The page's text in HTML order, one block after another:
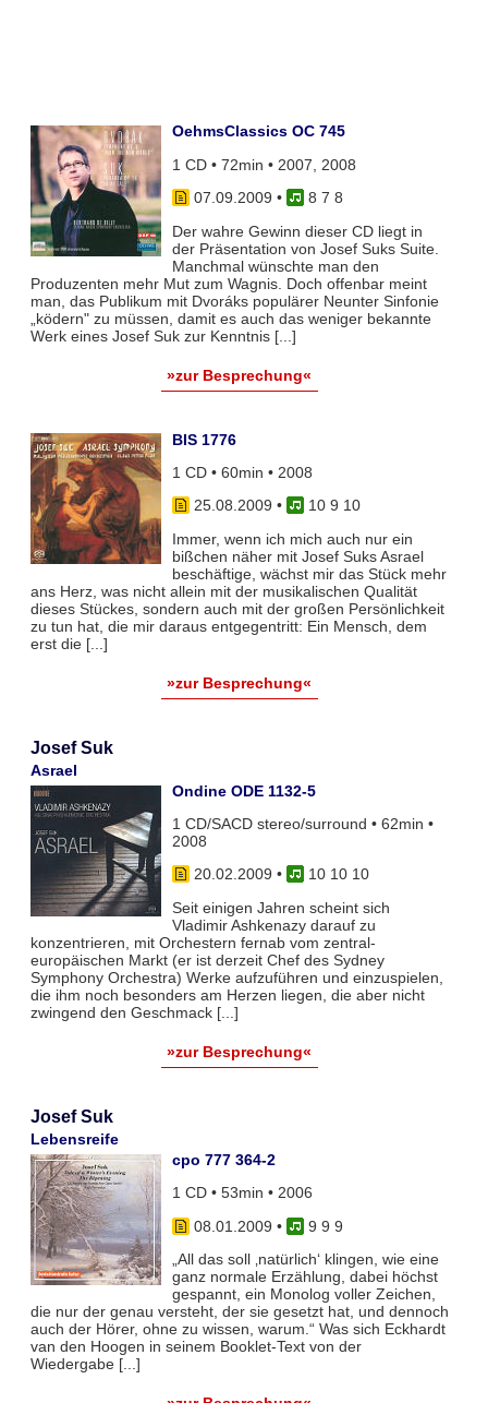
OehmsClassics OC 745
1 CD • 72min • 2007, 2008
07.09.2009 •
8 7 8
Der wahre Gewinn dieser CD liegt in
der Präsentation von Josef Suks Suite.
Manchmal wünschte man den
Produzenten mehr Mut zum Wagnis. Doch offenbar meint
man, das Publikum mit Dvoráks populärer Neunter Sinfonie
„ködern" zu müssen, damit es auch das weniger bekannte
Werk eines Josef Suk zur Kenntnis [...]
»zur Besprechung«
BIS 1776
1 CD • 60min • 2008
25.08.2009 •
10 9 10
Immer, wenn ich mich auch nur ein
bißchen näher mit Josef Suks Asrael
beschäftige, wächst mir das Stück mehr
ans Herz, was nicht allein mit der musikalischen Qualität
dieses Stückes, sondern auch mit der großen Persönlichkeit
zu tun hat, die mir daraus entgegentritt: Ein Mensch, dem
erst die [...]
»zur Besprechung«
Josef Suk
Asrael
Ondine ODE 1132-5
1 CD/SACD stereo/surround • 62min •
2008
20.02.2009 •
10 10 10
Seit einigen Jahren scheint sich
Vladimir Ashkenazy darauf zu
konzentrieren, mit Orchestern fernab vom zentral-
europäischen Markt (er ist derzeit Chef des Sydney
Symphony Orchestra) Werke aufzuführen und einzuspielen,
die ihm noch besonders am Herzen liegen, die aber nicht
zwingend den Geschmack [...]
»zur Besprechung«
Josef Suk
Lebensreife
cpo 777 364-2
1 CD • 53min • 2006
08.01.2009 •
9 9 9
„All das soll ‚natürlich‘ klingen, wie eine
ganz normale Erzählung, dabei höchst
gespannt, ein Monolog voller Zeichen,
die nur der genau versteht, der sie gesetzt hat, und dennoch
auch der Hörer, ohne zu wissen, warum.“ Was sich Eckhardt
van den Hoogen in seinem Booklet-Text von der
Wiedergabe [...]